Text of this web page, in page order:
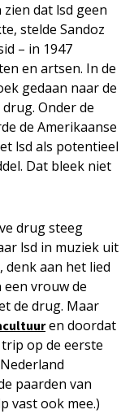
dat lsd geen
stelde Sandoz
– in 1947
en artsen. In de
gedaan naar de
Onder de
de Amerikaanse
lsd als potentieel
Dat bleek niet
drug steeg
lsd in muziek uit
aan het lied
vrouw de
de drug. Maar
en doordat
op de eerste
paarden van
vast ook mee.)